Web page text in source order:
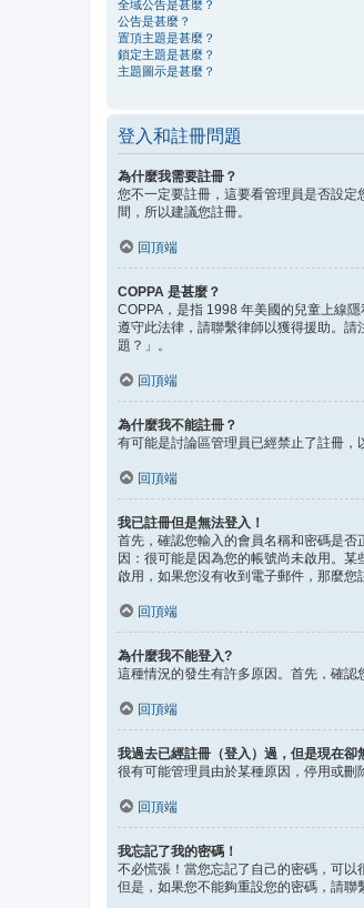
全域公告是甚麼？
公告是甚麼？
置頂主題是甚麼？
鎖定主題是甚麼？
主題圖示是甚麼？
登入和註冊問題
為什麼我需要註冊？
您不一定要註冊，這要看管理員是否設
間，所以建議您註冊。
回頂端
COPPA 是甚麼？
COPPA，是指 1998 年美國的兒童上線
遵守此法律，請聯繫律師以獲得援助。
題？」。
回頂端
為什麼我不能註冊？
有可能是討論區管理員已經禁止了註冊，
回頂端
我已註冊但是無法登入！
首先，確認您輸入的會員名稱和密碼是
因：很可能是因為您的帳號尚未啟用。
啟用，如果您沒有收到電子郵件，那麼
回頂端
為什麼我不能登入?
這種情況的發生有許多原因。首先，確認
回頂端
我過去已經註冊（登入）過，但是現在卻
很有可能管理員由於某種原因，停用或刪
回頂端
我忘記了我的密碼！
不必慌張！當您忘記了自己的密碼，可
但是，如果您不能夠重設您的密碼，請聯